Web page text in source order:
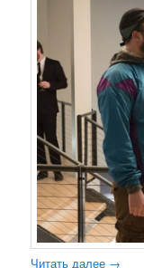
Читать далее →